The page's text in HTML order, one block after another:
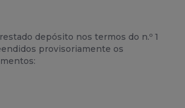
depósito nos termos do n.º 1
provisoriamente os